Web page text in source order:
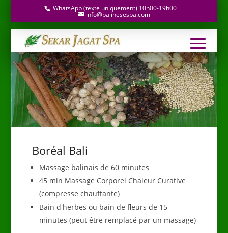
WhatsApp (texte uniquement) 10h00-19h00
info@balinesespa.com
Boréal Bali
Massage balinais de 60 minutes
45 min Massage Corporel Chaleur Curative
(compresse chauffante)
Bain d'herbes ou bain de fleurs de 15
minutes (peut être remplacé par un massage)